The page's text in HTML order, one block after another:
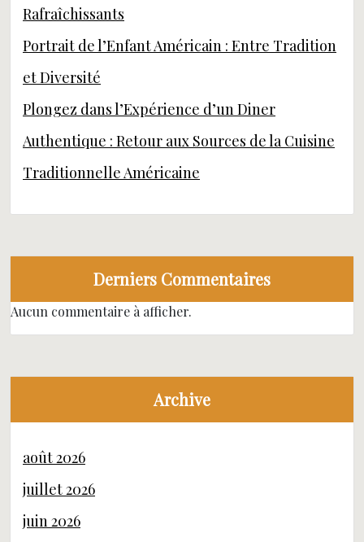
Rafraîchissants
Portrait de l’Enfant Américain : Entre Tradition
et Diversité
Plongez dans l’Expérience d’un Diner
Authentique : Retour aux Sources de la Cuisine
Traditionnelle Américaine
Derniers Commentaires
Aucun commentaire à afficher.
Archive
août 2026
juillet 2026
juin 2026